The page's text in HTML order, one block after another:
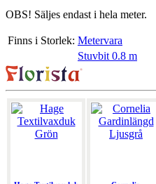
OBS! Säljes endast i hela meter.
Finns i Storlek: Metervara
Stuvbit 0.8 m